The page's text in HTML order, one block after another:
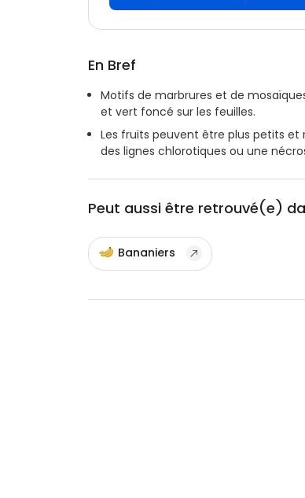
En Bref
Motifs de marbrures et de
et vert foncé sur les feuilles.
Les fruits peuvent être plus petits et
des lignes chlorotiques ou une
Peut aussi être retrouvé(e)
Bananiers